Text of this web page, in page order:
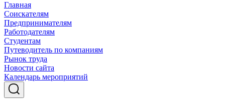
Главная
Соискателям
Предпринимателям
Работодателям
Студентам
Путеводитель по компаниям
Рынок труда
Новости сайта
Календарь мероприятий